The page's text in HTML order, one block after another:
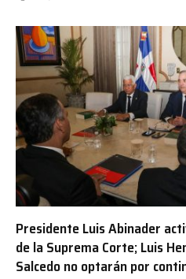
Presidente Luis Abinader
de la Suprema Corte; Luis
Salcedo no optarán por